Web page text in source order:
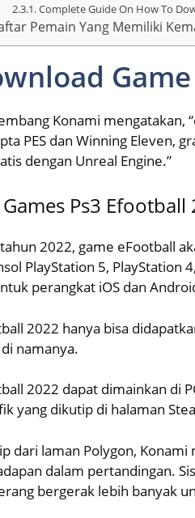
Complete Guide On How To
Pemain Yang Memiliki
Game
Konami mengatakan,
PES dan Winning Eleven,
dengan Unreal Engine.”
Games Ps3
2022, game eFootball
PlayStation 5, PlayStation
perangkat iOS dan
2022 hanya bisa
di namanya.
2022 dapat dimainkan di
yang dikutip di halaman
dari laman Polygon,
dalam pertandingan.
bergerak lebih banyak